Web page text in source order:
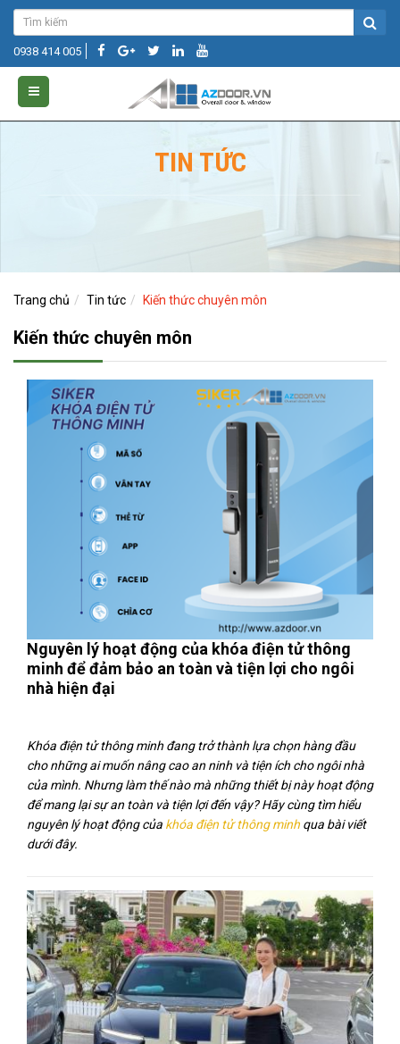
0938 414 005
TIN TỨC
Trang chủ Tin tức Kiến thức chuyên môn
Kiến thức chuyên môn
Nguyên lý hoạt động của khóa điện tử thông
minh để đảm bảo an toàn và tiện lợi cho ngôi
nhà hiện đại
Khóa điện tử thông minh đang trở thành lựa chọn hàng đầu
cho những ai muốn nâng cao an ninh và tiện ích cho ngôi nhà
của mình. Nhưng làm thế nào mà những thiết bị này hoạt động
để mang lại sự an toàn và tiện lợi đến vậy? Hãy cùng tìm hiểu
nguyên lý hoạt động của khóa điện tử thông minh qua bài viết
dưới đây.